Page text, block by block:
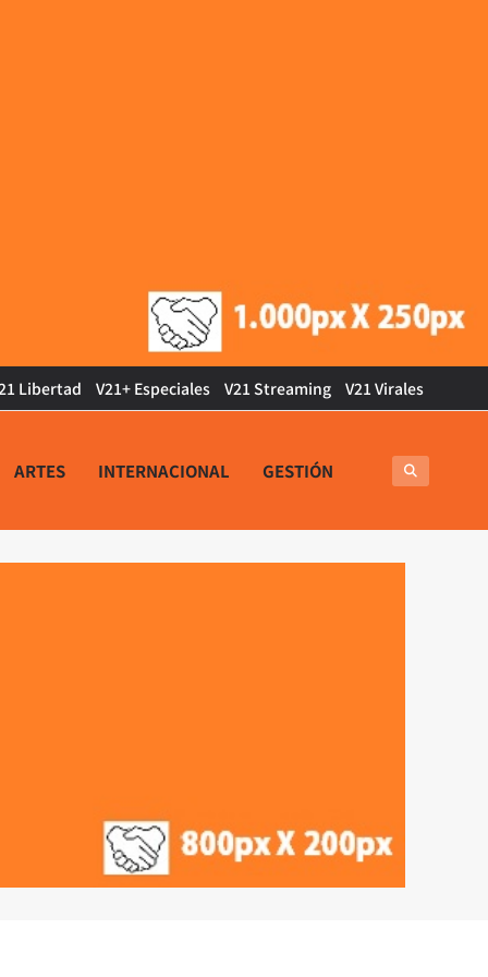
Libertad V21+ Especiales V21 Streaming V21 Virales
ARTES INTERNACIONAL GESTIÓN